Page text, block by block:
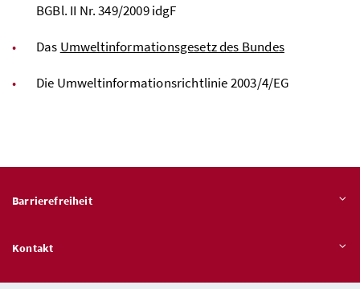
BGBl. II Nr. 349/2009 idgF
Das Umweltinformationsgesetz des Bundes
Die Umweltinformationsrichtlinie 2003/4/EG
Barrierefreiheit
Kontakt